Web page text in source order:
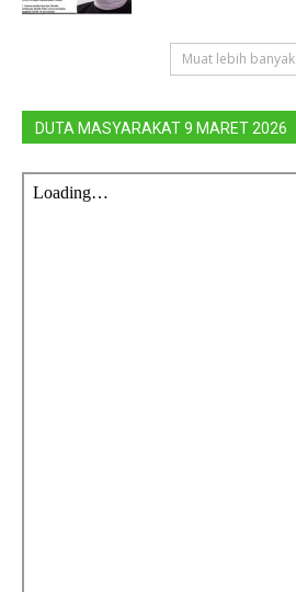
Muat lebih banyak
DUTA MASYARAKAT 9 MARET 2026